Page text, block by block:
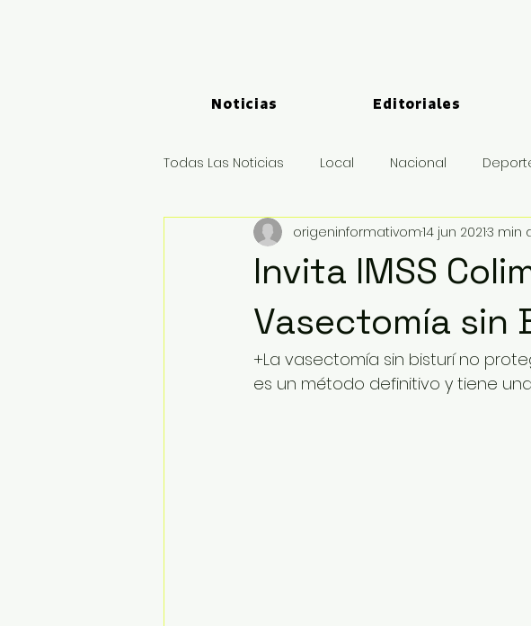
Noticias Editoriales
Todas Las Noticias Local Nacional
Logística y Puertos Deportes
Invita IMSS
Vasectomía sin
origeninformativom14 jun 20213 min
+La vasectomía sin bisturí no
es un método definitivo y tiene